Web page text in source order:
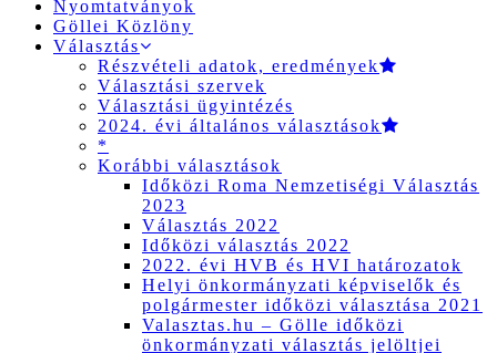
Nyomtatványok
Göllei Közlöny
Választás
Részvételi adatok, eredmények
Választási szervek
Választási ügyintézés
2024. évi általános választások
*
Korábbi választások
Időközi Roma Nemzetiségi Választás
2023
Választás 2022
Időközi választás 2022
2022. évi HVB és HVI határozatok
Helyi önkormányzati képviselők és
polgármester időközi választása 2021
Valasztas.hu – Gölle időközi
önkormányzati választás jelöltjei